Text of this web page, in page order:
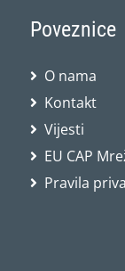
Poveznice
O nama
Kontakt
Vijesti
EU CAP
Pravila